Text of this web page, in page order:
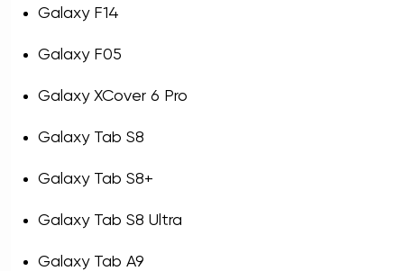
Galaxy F14
Galaxy F05
Galaxy XCover 6 Pro
Galaxy Tab S8
Galaxy Tab S8+
Galaxy Tab S8 Ultra
Galaxy Tab A9